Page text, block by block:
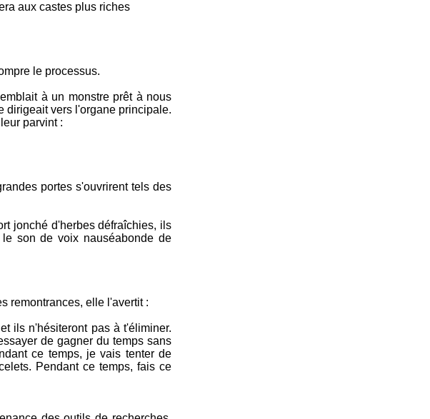
aux castes plus riches
le processus.
à un monstre prêt à nous
dirigeait vers l'organe principale.
parvint :
portes s'ouvrirent tels des
jonché d'herbes défraîchies, ils
son de voix nauséabonde de
remontrances, elle l'avertit :
ils n'hésiteront pas à t'éliminer.
de gagner du temps sans
ce temps, je vais tenter de
Pendant ce temps, fais ce